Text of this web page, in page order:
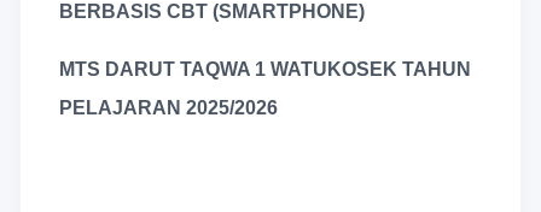
BERBASIS CBT (SMARTPHONE)
MTS DARUT TAQWA 1 WATUKOSEK TAHUN
PELAJARAN 2025/2026